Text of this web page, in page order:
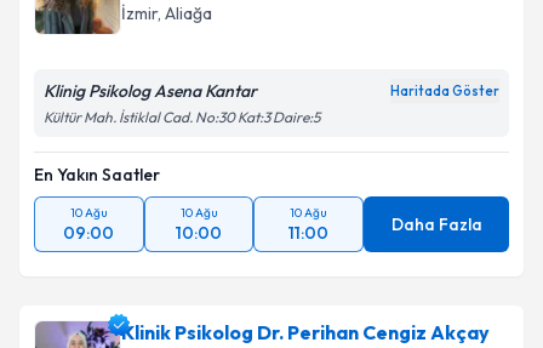
İzmir, Aliağa
Klinig Psikolog Asena Kantar Haritada Göster
Kültür Mah. İstiklal Cad. No:30 Kat:3 Daire:5
En Yakın Saatler
10 Ağu
09:00
10 Ağu
10:00
10 Ağu
11:00 Daha Fazla
Klinik Psikolog Dr. Perihan Cengiz Akçay